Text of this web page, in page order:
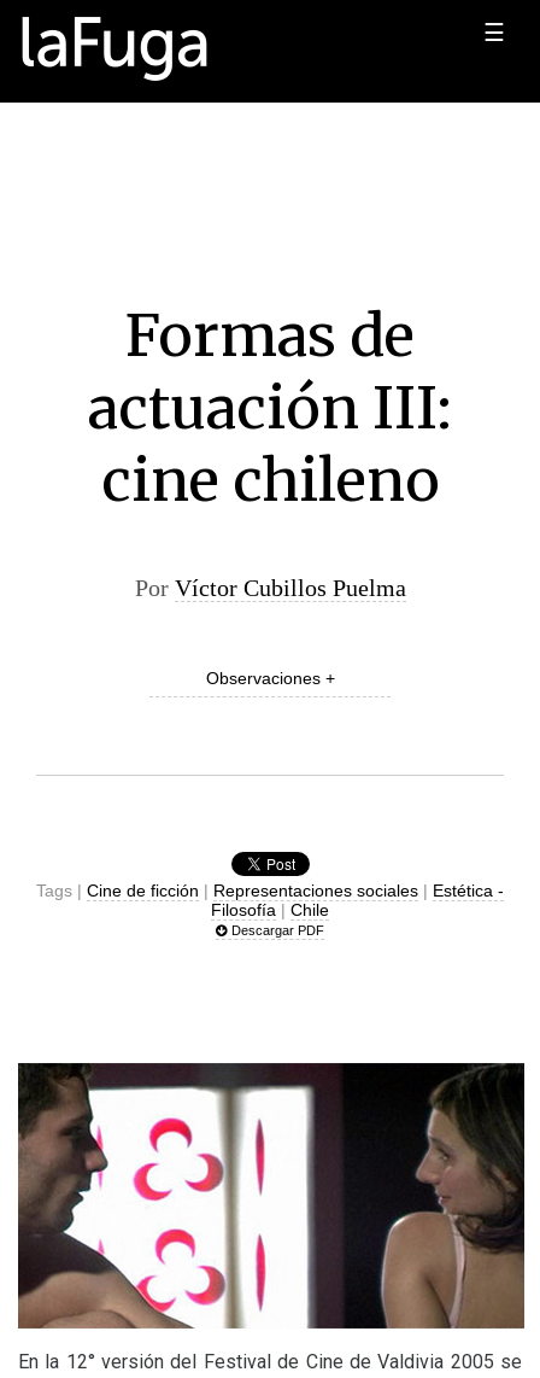
☰
Formas de
actuación III:
cine chileno
Por Víctor Cubillos Puelma
Observaciones +
Tags | Cine de ficción | Representaciones sociales | Estética -
Filosofía | Chile
Descargar PDF
En la 12° versión del Festival de Cine de Valdivia 2005 se